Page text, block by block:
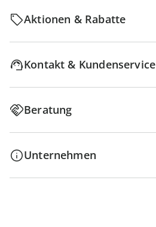
Aktionen & Rabatte
Kontakt & Kundenservice
Beratung
Unternehmen